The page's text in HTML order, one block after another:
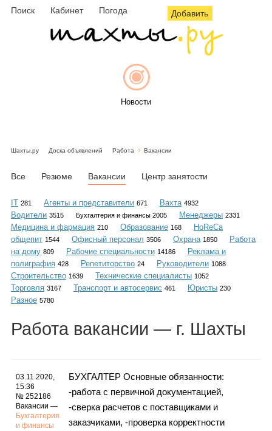
Поиск Кабинет Погода Добавить
Новости
Объявления
Каталог
Инфо
Гороскоп
Шахты.ру Доска объявлений Работа Вакансии
Все Резюме Вакансии Центр занятости
IT 281 Агенты и представители 671 Вахта 4932
Водители 3515 Бухгалтерия и финансы 2005 Менеджеры 2331
Медицина и фармация 210 Образование 168
HoReCa
общепит 1544 Офисный персонал 3506 Охрана 1850
Работа
на дому 809 Рабочие специальности 14186
Реклама и
полиграфия 428 Репетиторство 24 Руководители 1088
Строительство 1639 Технические специалисты 1052
Торговля 3167 Транспорт и автосервис 461 Юристы 230
Разное 5780
Работа вакансии — г. Шахты
03.11.2020,
15:36
№ 252186
Вакансии —
Бухгалтерия
и финансы
БУХГАЛТЕР Основные обязанности:
-работа с первичной документацией,
-сверка расчетов с поставщиками и
заказчиками, -проверка корректности